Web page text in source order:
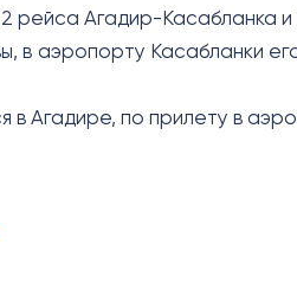
2 рейса Агадир-Касабланка
в аэропорту Касабланки
в Агадире, по прилету в